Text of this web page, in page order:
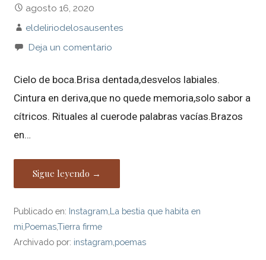
agosto 16, 2020
eldeliriodelosausentes
Deja un comentario
Cielo de boca.Brisa dentada,desvelos labiales.
Cintura en deriva,que no quede memoria,solo sabor a
cítricos. Rituales al cuerode palabras vacías.Brazos
en…
Sigue leyendo →
Publicado en: Instagram La bestia que habita en
mi Poemas,Tierra firme
Archivado por: instagram poemas